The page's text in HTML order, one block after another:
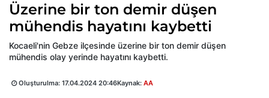
Üzerine bir ton demir düşen
mühendis hayatını kaybetti
Kocaeli'nin Gebze ilçesinde üzerine bir ton demir düşen
mühendis olay yerinde hayatını kaybetti.
Oluşturulma: 17.04.2024 20:46Kaynak: AA